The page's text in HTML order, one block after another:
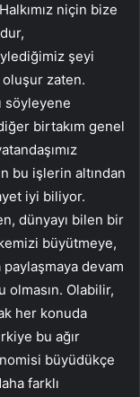
niçin bize
şeyi
zaten.
söyleyene
birtakım genel
bu işlerin altından
iyi biliyor.
dünyayı bilen bir
büyütmeye,
devam
Olabilir,
her konuda
bu ağır
büyüdükçe
farklı